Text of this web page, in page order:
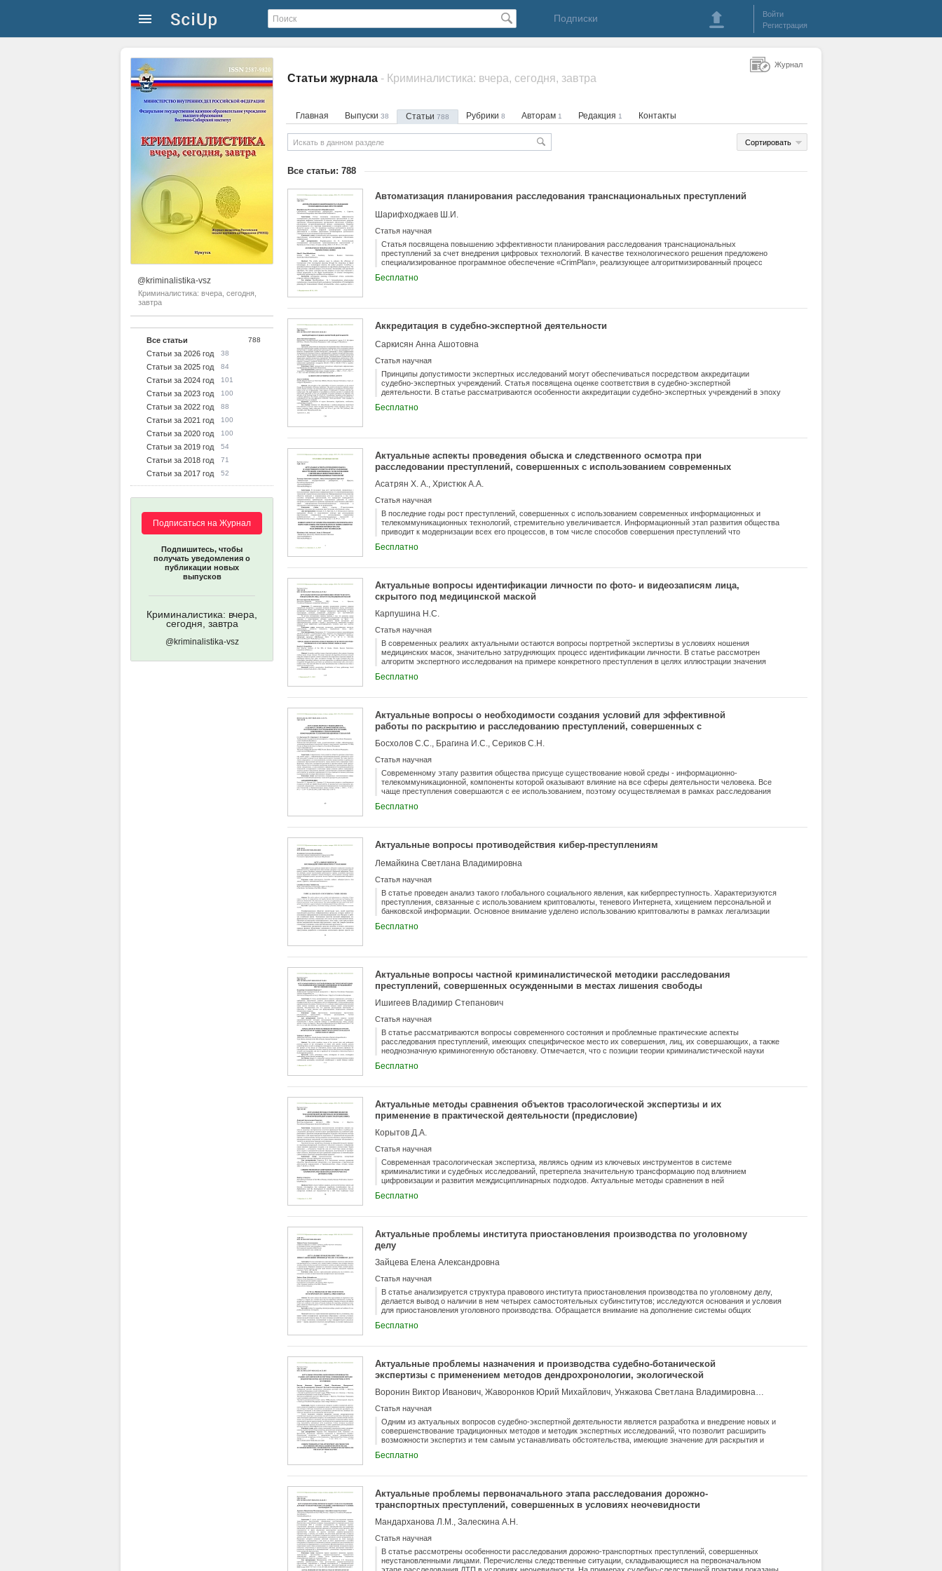
Подписки
Войти
Регистрация
@kriminalistika-vsz
Криминалистика: вчера, сегодня,
завтра
Все статьи 788
Статьи за 2026 год 38
Статьи за 2025 год 84
Статьи за 2024 год 101
Статьи за 2023 год 100
Статьи за 2022 год 88
Статьи за 2021 год 100
Статьи за 2020 год 100
Статьи за 2019 год 54
Статьи за 2018 год 71
Статьи за 2017 год 52
Подписаться на Журнал
Подпишитесь, чтобы
получать уведомления о
публикации новых
выпусков
Криминалистика: вчера,
сегодня, завтра
@kriminalistika-vsz
Статьи журнала - Криминалистика: вчера, сегодня, завтра
Главная Выпуски 38 Статьи 788 Рубрики 8 Авторам 1 Редакция 1 Контакты
Сортировать
Все статьи: 788
Автоматизация планирования расследования транснациональных преступлений
Шарифходжаев Ш.И.
Статья научная
Статья посвящена повышению эффективности планирования расследования транснациональных
преступлений за счет внедрения цифровых технологий. В качестве технологического решения предложено
специализированное программное обеспечение «CrimPlan», реализующее алгоритмизированный процесс
вывод о том, что внедрение подобных инструментов является закономерным этапом цифровой
Бесплатно
Аккредитация в судебно-экспертной деятельности
Саркисян Анна Ашотовна
Статья научная
Принципы допустимости экспертных исследований могут обеспечиваться посредством аккредитации
судебно-экспертных учреждений. Статья посвящена оценке соответствия в судебно-экспертной
деятельности. В статье рассматриваются особенности аккредитации судебно-экспертных учреждений в эпоху
Рассматривается правовое регулирование аккредитации в судебно-экспертной деятельности. Обозначаются
единообразного подхода к процессу судебной экспертизы и по созданию единых рекомендаций по
Бесплатно
Актуальные аспекты проведения обыска и следственного осмотра при
расследовании преступлений, совершенных с использованием современных
информационных и телекоммуникационных технологий
Асатрян Х. А., Христюк А.А.
Статья научная
В последние годы рост преступлений, совершенных с использованием современных информационных и
телекоммуникационных технологий, стремительно увеличивается. Информационный этап развития общества
приводит к модернизации всех его процессов, в том числе способов совершения преступлений что
рассматривается проблема проведения следственных действий в сфере информационно-
Бесплатно
Актуальные вопросы идентификации личности по фото- и видеозаписям лица,
скрытого под медицинской маской
Карпушина Н.С.
Статья научная
В современных реалиях актуальными остаются вопросы портретной экспертизы в условиях ношения
медицинских масок, значительно затрудняющих процесс идентификации личности. В статье рассмотрен
алгоритм экспертного исследования на примере конкретного преступления в целях иллюстрации значения
исследования сделаны выводы о том, что развитие новых технологий, специализированного программного
видеоизображениям лица могут предоставить новый инструмент для правоохранительных органов в борьбе с
наличии маскировки.
Бесплатно
Актуальные вопросы о необходимости создания условий для эффективной
работы по раскрытию и расследованию преступлений, совершенных с
использованием информационно-телекоммуникационных технологий
Босхолов С.С., Брагина И.С., Сериков С.Н.
Статья научная
Современному этапу развития общества присуще существование новой среды - информационно-
телекоммуникационной, компоненты которой оказывают влияние на все сферы деятельности человека. Все
чаще преступления совершаются с ее использованием, поэтому осуществляемая в рамках расследования
конкурентноспособной в противостоянии такой преступности. Данная статья посвящена проблемам
телекоммуникационных технологий, в сложившихся в настоящее время условиях работы
данному направлению. В статье приводятся мнения различных исследователей по поводу обозначенного
Бесплатно
Актуальные вопросы противодействия кибер-преступлениям
Лемайкина Светлана Владимировна
Статья научная
В статье проведен анализ такого глобального социального явления, как киберпреступность. Характеризуются
преступления, связанные с использованием криптовалюты, теневого Интернета, хищением персональной и
банковской информации. Основное внимание уделено использованию криптовалюты в рамках легализации
киберпреступности, предлагает методы борьбы и предупреждения киберпрестулений.
Бесплатно
Актуальные вопросы частной криминалистической методики расследования
преступлений, совершенных осужденными в местах лишения свободы
Ишигеев Владимир Степанович
Статья научная
В статье рассматриваются вопросы современного состояния и проблемные практические аспекты
расследования преступлений, имеющих специфическое место их совершения, лиц, их совершающих, а также
неоднозначную криминогенную обстановку. Отмечается, что с позиции теории криминалистической науки
практика расследования многогранна и изменчива, а также значима для формулирования теоретических
Бесплатно
Актуальные методы сравнения объектов трасологической экспертизы и их
применение в практической деятельности (предисловие)
Корытов Д.А.
Статья научная
Современная трасологическая экспертиза, являясь одним из ключевых инструментов в системе
криминалистики и судебных исследований, претерпела значительную трансформацию под влиянием
цифровизации и развития междисциплинарных подходов. Актуальные методы сравнения в ней
количественных, компьютерных и инструментальных технологий, что существенно повышает объективность,
принципе индивидуализирующей способности объектов оставлять отображения своих внешних признаков
исследуемым следом и экспериментальными образцами, полученными от проверяемого объекта. Эволюция
методов сравнения направлена на минимизацию субъективного фактора и формализацию процесса.
Бесплатно
Актуальные проблемы института приостановления производства по уголовному
делу
Зайцева Елена Александровна
Статья научная
В статье анализируется структура правового института приостановления производства по уголовному делу,
делается вывод о наличии в нем четырех самостоятельных субинститутов; исследуются основания и условия
для приостановления уголовного производства. Обращается внимание на дополнение системы общих
частях 6, 7 и 8 ст. 208 УПК РФ.
Бесплатно
Актуальные проблемы назначения и производства судебно-ботанической
экспертизы с применением методов дендрохронологии, экологической
экспертизы и пути их решения
Воронин Виктор Иванович, Жаворонков Юрий Михайлович, Унжакова Светлана Владимировна, Цветков Василий Александрович
Статья научная
Одним из актуальных вопросов судебно-экспертной деятельности является разработка и внедрение новых и
совершенствование традиционных методов и методик экспертных исследований, что позволит расширить
возможности экспертиз и тем самым устанавливать обстоятельства, имеющие значение для раскрытия и
экспертную практику и назначения экологической экспертизы. Авторами выделены некоторые проблемные
незаконной рубки лесных насаждений и других преступлений, где объектом исследования выступает
исследований, а также применения рассматриваемого метода в практике ЭКЦ УМВД России по Вологодской
области.
Бесплатно
Актуальные проблемы первоначального этапа расследования дорожно-
транспортных преступлений, совершенных в условиях неочевидности
Мандарханова Л.М., Залескина А.Н.
Статья научная
В статье рассмотрены особенности расследования дорожно-транспортных преступлений, совершенных
неустановленными лицами. Перечислены следственные ситуации, складывающиеся на первоначальном
Журнал